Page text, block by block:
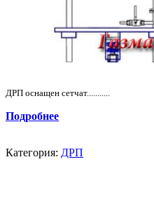
ДРП оснащен сетчат...........
Подробнее
Категория: ДРП